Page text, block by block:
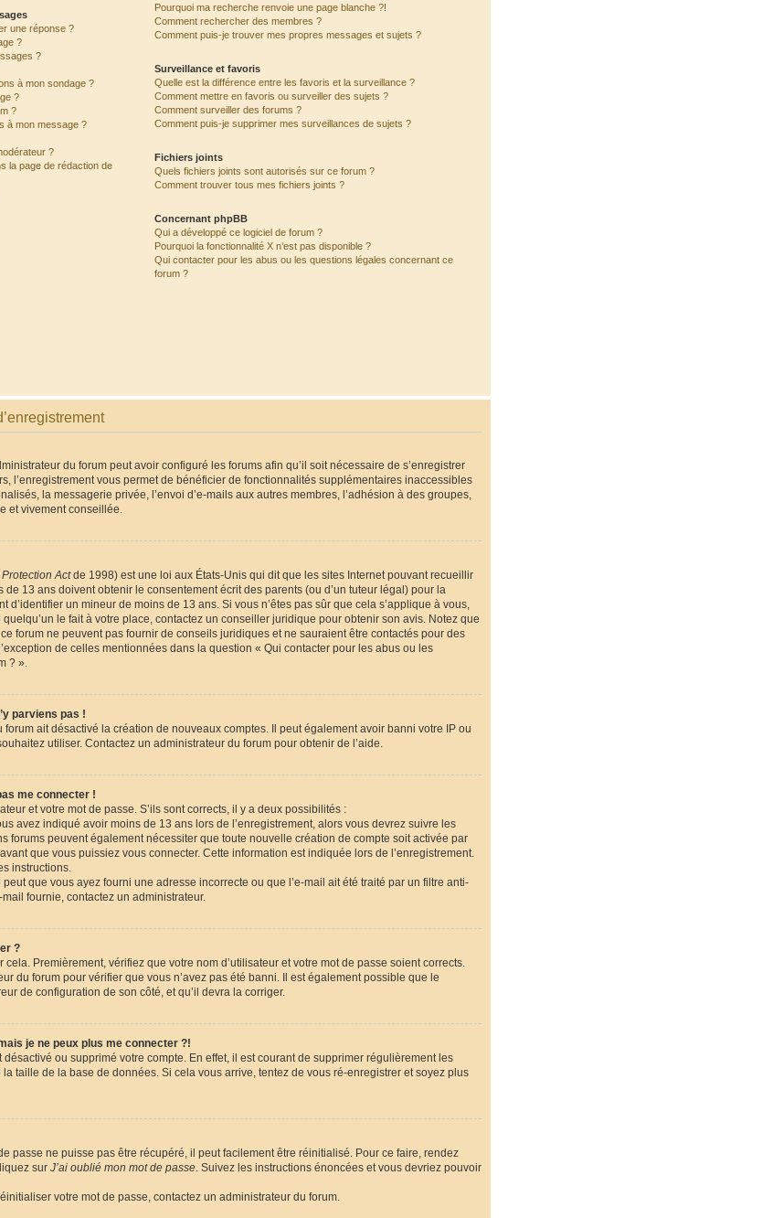
une réponse ?
?
?
à mon sondage ?
?
?
à mon message ?
?
la page de rédaction de
Pourquoi ma recherche renvoie une page blanche ?!
Comment rechercher des membres ?
Comment puis-je trouver mes propres messages et sujets ?
Surveillance et favoris
Quelle est la différence entre les favoris et la surveillance ?
Comment mettre en favoris ou surveiller des sujets ?
Comment surveiller des forums ?
Comment puis-je supprimer mes surveillances de sujets ?
Fichiers joints
Quels fichiers joints sont autorisés sur ce forum ?
Comment trouver tous mes fichiers joints ?
Concernant phpBB
Qui a développé ce logiciel de forum ?
Pourquoi la fonctionnalité X n’est pas disponible ?
Qui contacter pour les abus ou les questions légales concernant ce
forum ?
du forum peut avoir configuré les forums afin qu’il soit nécessaire de s’enregistrer
l’enregistrement vous permet de bénéficier de fonctionnalités supplémentaires inaccessibles
la messagerie privée, l’envoi d’e-mails aux autres membres, l’adhésion à des groupes,
et vivement conseillée.
Actde 1998) est une loi aux États-Unis qui dit que les sites Internet pouvant recueillir
13 ans doivent obtenir le consentement écrit des parents (ou d’un tuteur légal) pour la
d’identifier un mineur de moins de 13 ans. Si vous n’êtes pas sûr que cela s’applique à vous,
le fait à votre place, contactez un conseiller juridique pour obtenir son avis. Notez que
forum ne peuvent pas fournir de conseils juridiques et ne sauraient être contactés pour des
de celles mentionnées dans la question « Qui contacter pour les abus ou les
? ».
parviens pas !
forum ait désactivé la création de nouveaux comptes. Il peut également avoir banni votre IP ou
utiliser. Contactez un administrateur du forum pour obtenir de l’aide.
me connecter !
et votre mot de passe. S’ils sont corrects, il y a deux possibilités :
avez indiqué avoir moins de 13 ans lors de l’enregistrement, alors vous devrez suivre les
forums peuvent également nécessiter que toute nouvelle création de compte soit activée par
que vous puissiez vous connecter. Cette information est indiquée lors de l’enregistrement.
instructions.
peut que vous ayez fourni une adresse incorrecte ou que l’e-mail ait été traité par un filtre anti-
fournie, contactez un administrateur.
?
Premièrement, vérifiez que votre nom d’utilisateur et votre mot de passe soient corrects.
du forum pour vérifier que vous n’avez pas été banni. Il est également possible que le
de configuration de son côté, et qu’il devra la corriger.
je ne peux plus me connecter ?!
désactivé ou supprimé votre compte. En effet, il est courant de supprimer régulièrement les
taille de la base de données. Si cela vous arrive, tentez de vous ré-enregistrer et soyez plus
passe ne puisse pas être récupéré, il peut facilement être réinitialisé. Pour ce faire, rendez
sur J’ai oublié mon mot de passe . Suivez les instructions énoncées et vous devriez pouvoir
votre mot de passe, contactez un administrateur du forum.